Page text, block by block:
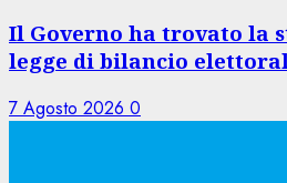
Il Governo ha trovato la
legge di bilancio
7 Agosto 2026 0